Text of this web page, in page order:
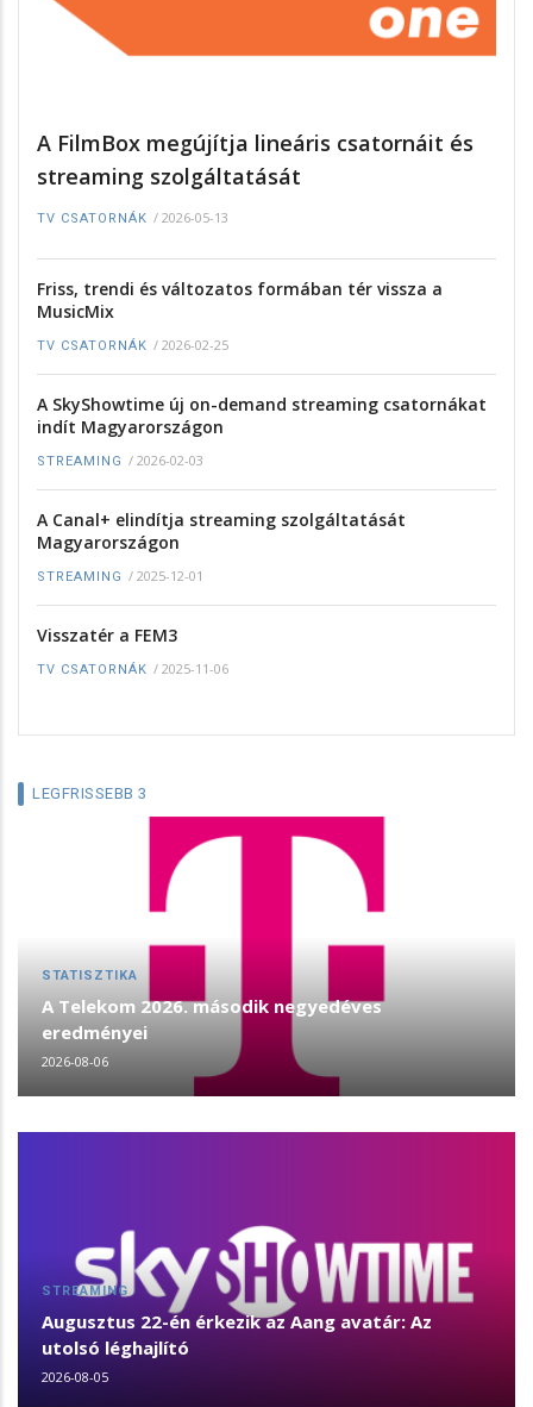
A FilmBox megújítja lineáris csatornáit és
streaming szolgáltatását
TV CSATORNÁK / 2026-05-13
Friss, trendi és változatos formában tér vissza a
MusicMix
TV CSATORNÁK / 2026-02-25
A SkyShowtime új on-demand streaming csatornákat
indít Magyarországon
STREAMING / 2026-02-03
A Canal+ elindítja streaming szolgáltatását
Magyarországon
STREAMING / 2025-12-01
Visszatér a FEM3
TV CSATORNÁK / 2025-11-06
LEGFRISSEBB 3
STATISZTIKA
A Telekom 2026. második negyedéves
eredményei
2026-08-06
STREAMING
Augusztus 22-én érkezik az Aang avatár: Az
utolsó léghajlító
2026-08-05